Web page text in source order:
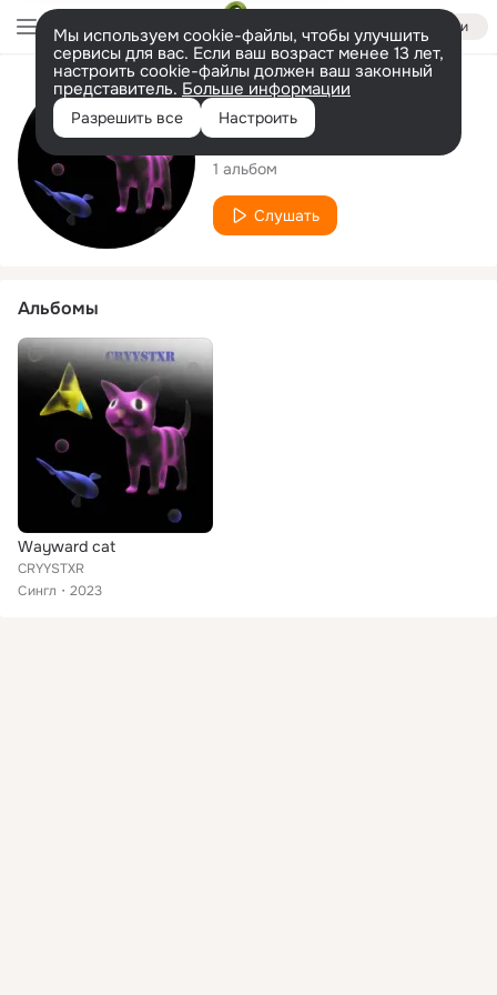
Войти
Мы используем cookie-файлы, чтобы улучшить
сервисы для вас. Если ваш возраст менее 13 лет,
настроить cookie-файлы должен ваш законный
представитель. Больше информации
Разрешить все Настроить
Исполнитель
CRYYSTXR
1 альбом
Слушать
Альбомы
Wayward cat
CRYYSTXR
Сингл
2023